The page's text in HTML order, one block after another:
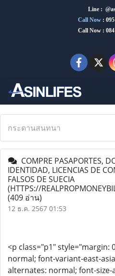
Line :
Call Now :
Call Now : 084
กระดานสนทนา
COMPRE PASAPORTES,
IDENTIDAD, LICENCIAS DE
FALSOS DE SUECIA
(HTTPS://
(409 อ่าน)
12 ธ.ค. 2567 01:53
<p class="p1"
normal; font-variant-east-
alternates: normal; font-